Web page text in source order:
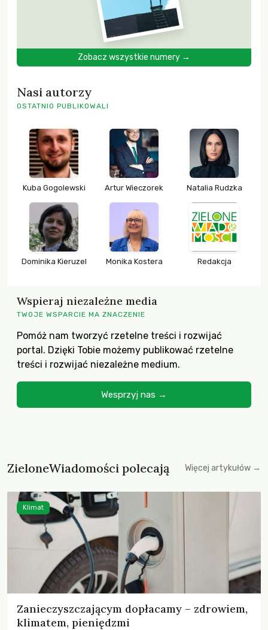
Zobacz wszystkie numery →
Nasi autorzy
OSTATNIO PUBLIKOWALI
Kuba Gogolewski Artur Wieczorek Natalia Rudzka
Dominika Kieruzel Monika Kostera Redakcja
Wspieraj niezależne media
TWOJE WSPARCIE MA ZNACZENIE
Pomóż nam tworzyć rzetelne treści i rozwijać
portal. Dzięki Tobie możemy publikować rzetelne
treści i rozwijać niezależne medium.
Wesprzyj nas →
ZieloneWiadomości polecają Więcej artykułów →
Zanieczyszczającym dopłacamy – zdrowiem,
klimatem, pieniędzmi
Klimat